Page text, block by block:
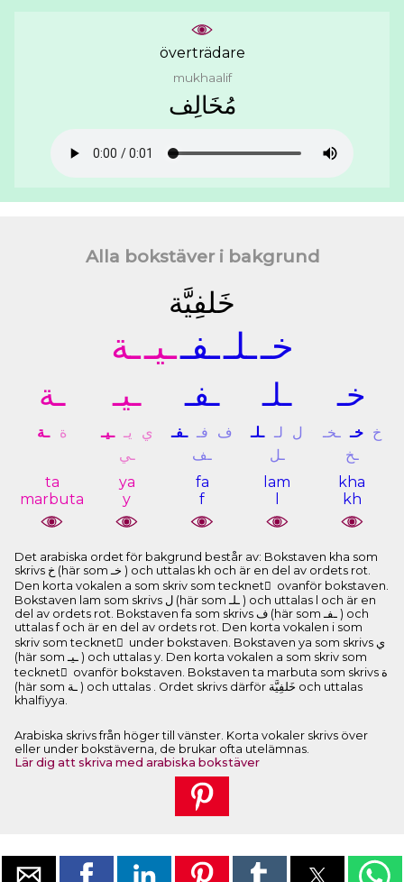
överträdare
mukhaalif
ﻣُﺨَﺎﻟِﻒ
Alla bokstäver i bakgrund
ﺧَﻠﻔِﻴَّﺔ
ﺧــﻠــﻔــﻴــﺔ
ﺧـ ـﻠـ ـﻔـ ـﻴـ ـﺔ
ﺥ ﺧـ ـﺨـ
ـﺦ
ﻝ ﻟـ ـﻠـ
ـﻞ
ﻑ ﻓـ ـﻔـ
ـﻒ
ﻱ ﻳـ ـﻴـ
ـﻲ
ﺓ ـﺔ
kha
kh
lam
fa
f
ya
y
ta
marbuta
Det arabiska ordet för bakgrund består av: Bokstaven kha som
skrivs ﺥ (här som ﺧـ ) och uttalas kh och är en del av ordets rot.
Den korta vokalen a som skriv som tecknet َ ovanför bokstaven.
Bokstaven lam som skrivs ﻝ (här som ـﻠـ ) och uttalas l och är en
del av ordets rot. Bokstaven fa som skrivs ﻑ (här som ـﻔـ ) och
uttalas f och är en del av ordets rot. Den korta vokalen i som
skriv som tecknet ِ under bokstaven. Bokstaven ya som skrivs ﻱ
(här som ـﻴـ ) och uttalas y. Den korta vokalen a som skriv som
tecknet َ ovanför bokstaven. Bokstaven ta marbuta som skrivs ﺓ
(här som ـﺔ ) och uttalas . Ordet skrivs därför ﺧَﻠﻔِﻴَّﺔ och uttalas
khalfiyya.
Arabiska skrivs från höger till vänster. Korta vokaler skrivs över
eller under bokstäverna, de brukar ofta utelämnas.
Lär dig att skriva med arabiska bokstäver